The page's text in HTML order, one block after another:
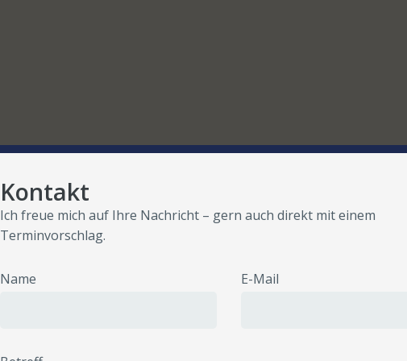
Kontakt
Ich freue mich auf Ihre Nachricht – gern auch direkt mit einem
Terminvorschlag.
Name E-Mail